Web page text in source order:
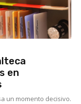
en
un momento decisivo.